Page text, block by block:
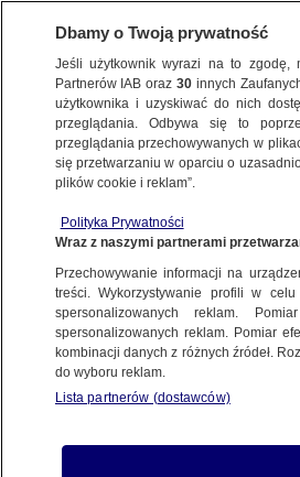
POLSKA
do koalicjantów. "Nic z
2.06.2025, 20:40
Posłuchaj artykułu
Czyta lektor AI
Dbamy o Twoją prywatność
Jeśli użytkownik wyrazi na to zgodę,
Partnerów IAB oraz30 innych
użytkownika i uzyskiwać do nich
przeglądania. Odbywa się to
przeglądania przechowywanych w
się przetwarzaniu w oparciu o
plików cookie i reklam”.
Polityka Prywatności
Wraz z naszymi partnerami
Przechowywanie informacji na
treści. Wykorzystywanie profili w
spersonalizowanych reklam.
spersonalizowanych reklam. Pomiar
kombinacji danych z różnych źródeł.
do wyboru reklam.
Lista partnerów (dostawców)